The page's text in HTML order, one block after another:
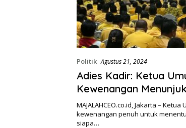
Politik Agustus 21, 2024
Adies Kadir: Ketua
Kewenangan
Pembina Golkar
MAJALAHCEO.co.id, Jakarta –
kewenangan penuh untuk
siapa…